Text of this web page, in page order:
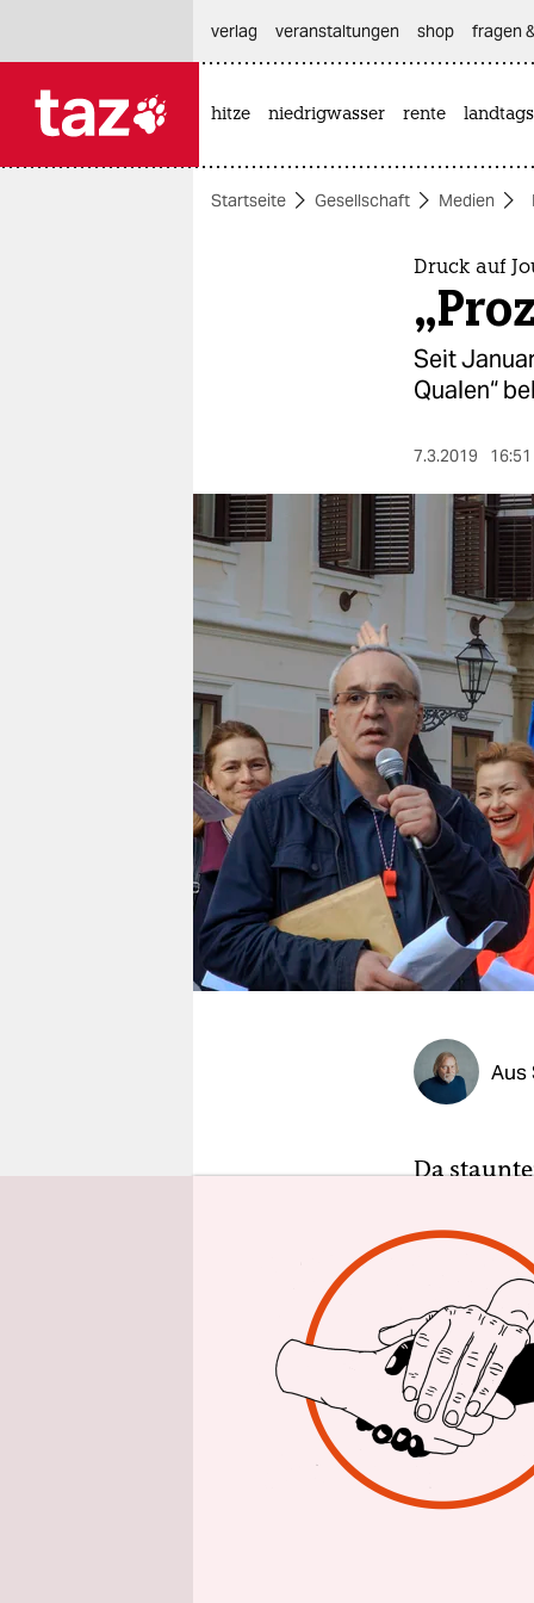
themen
berlin
wahrheit
verlag
verlag
veranstaltungen
shop
fragen & hilfe
unterstützen
abo
verlag
veranstaltungen shop fragen
hitze niedrigwasser rente
Startseite Gesellschaft Medien
Druck auf
Seit
Qualen“
7.3.2019
Aus
Da
der
Đuđica
des
Und als
und
einer der